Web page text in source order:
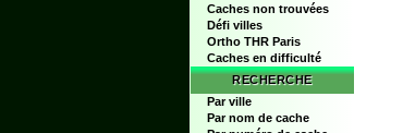
Caches non trouvées
Défi villes
Ortho THR Paris
Caches en difficulté
RECHERCHE
Par ville
Par nom de cache